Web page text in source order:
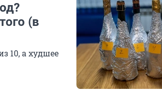
(в
10, а худшее